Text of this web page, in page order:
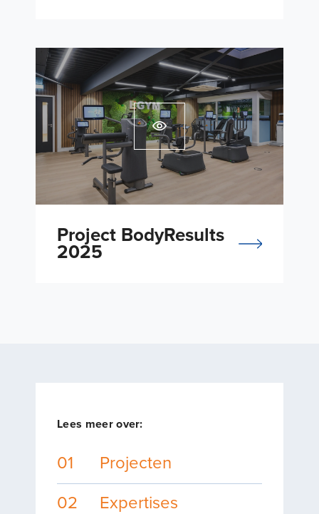
Project BodyResults
2025
Lees meer over:
01
Projecten
02
Expertises